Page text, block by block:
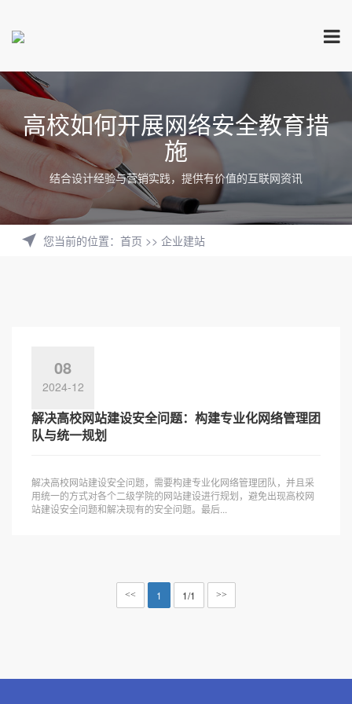
高校如何开展网络安全教育措
施
结合设计经验与营销实践，提供有价值的互联网资讯
您当前的位置： 首页 >> 企业建站
08
2024-12
解决高校网站建设安全问题：构建专业化网络管理团
队与统一规划
解决高校网站建设安全问题，需要构建专业化网络管理团队，并且采
用统一的方式对各个二级学院的网站建设进行规划，避免出现高校网
站建设安全问题和解决现有的安全问题。最后...
<< 1 1/1 >>